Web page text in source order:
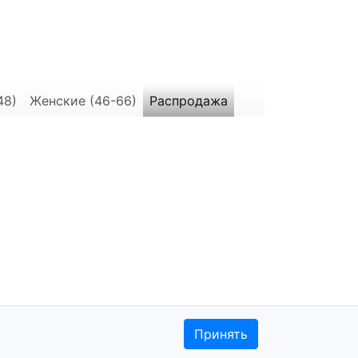
Женские (46-66) Распродажа
Политика
использования cookie
Принять